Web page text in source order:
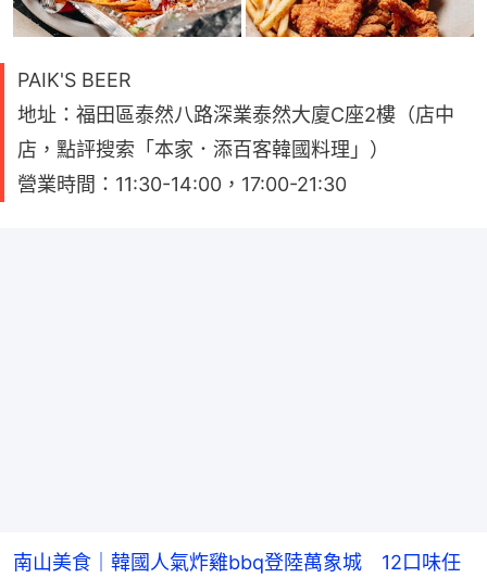
PAIK'S BEER
地址：福田區泰然八路深業泰然大廈C座2樓（店中
店，點評搜索「本家．添百客韓國料理」）
營業時間：11:30-14:00，17:00-21:30
南山美食｜韓國人氣炸雞bbq登陸萬象城 12口味任